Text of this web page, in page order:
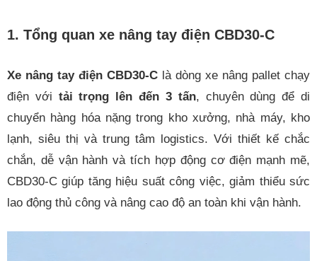
1. Tổng quan xe nâng tay điện CBD30-C
Xe nâng tay điện CBD30-C là dòng xe nâng pallet chạy
điện với tải trọng lên đến 3 tấn, chuyên dùng để di
chuyển hàng hóa nặng trong kho xưởng, nhà máy, kho
lạnh, siêu thị và trung tâm logistics. Với thiết kế chắc
chắn, dễ vận hành và tích hợp động cơ điện mạnh mẽ,
CBD30-C giúp tăng hiệu suất công việc, giảm thiểu sức
lao động thủ công và nâng cao độ an toàn khi vận hành.